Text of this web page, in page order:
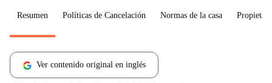
Resumen Políticas de Cancelación Normas de la casa
Ver contenido original en inglés